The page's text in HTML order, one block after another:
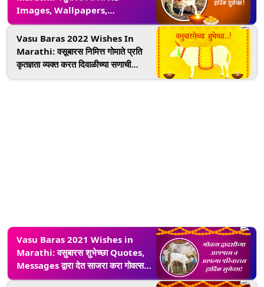
Images, Wallpapers,
Greetings च्या माध्यमातून मित्र-
परिवारास द्या मंगलमय दिवसाच्या शुभेच्छा!
Vasu Baras 2022 Wishes In
Marathi: वसूबारस निमित्त गोमाते प्रति
कृतज्ञता व्यक्त करत दिवाळीच्या सणाची
Vasu Baras 2021 Wishes in
Marathi: वसुबारस शुभेच्छा Quotes,
Messages द्वारा देत साजरा करा गोवत्स
द्वादशीचा दिवस